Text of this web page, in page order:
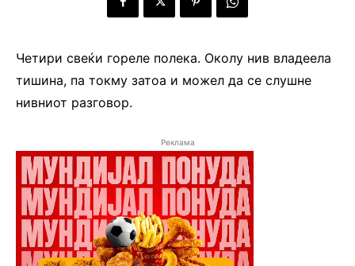
Четири свеќи гореле полека. Околу нив владеела
тишина, па токму затоа и можел да се слушне
нивниот разговор.
Реклама